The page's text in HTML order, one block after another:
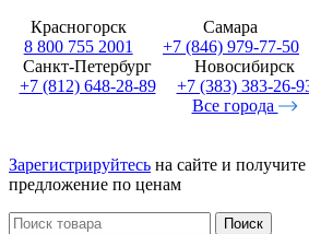
Красногорск
8 800 755 2001
Самара
+7 (846) 979-77-50
Санкт-Петербург
+7 (812) 648-28-89
Новосибирск
+7 (383) 383-26-
Все города
Зарегистрируйтесь на сайте и
предложение по ценам
Поиск